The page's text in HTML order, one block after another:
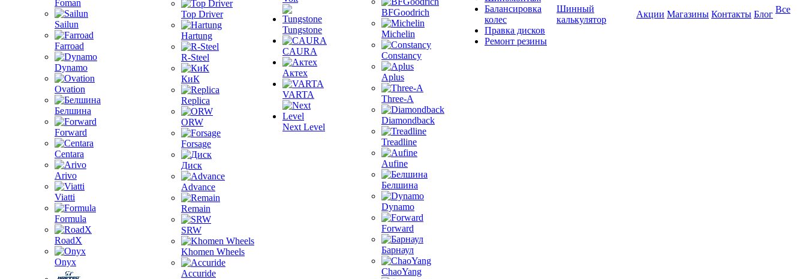
Foman
Sailun
Farroad
Dynamo
Ovation
Белшина
Forward
Centara
Arivo
Viatti
Formula
RoadX
Onyx
Top Driver
Hartung
R-Steel
КиК
Replica
ORW
Forsage
Диск
Advance
Remain
SRW
Khomen Wheels
Accuride
Tungstone
CAURA
Актех
VARTA
Next Level
BFGoodrich
Michelin
Constancy
Aplus
Three-A
Diamondback
Treadline
Aufine
Белшина
Dynamo
Forward
Барнаул
ChaoYang
Балансировка
колес
Правка дисков
Ремонт резины
Шинный
калькулятор
Акции Магазины Контакты Блог Все